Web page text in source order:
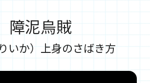
障泥烏賊
いか）上身のさばき方